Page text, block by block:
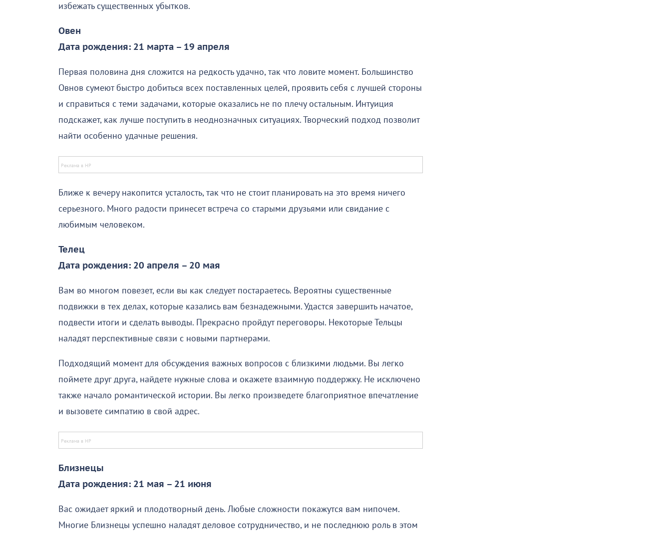
избежать существенных убытков.
Овен
Дата рождения: 21 марта – 19 апреля
Первая половина дня сложится на редкость удачно, так что ловите момент. Большинство
Овнов сумеют быстро добиться всех поставленных целей, проявить себя с лучшей стороны
и справиться с теми задачами, которые оказались не по плечу остальным. Интуиция
подскажет, как лучше поступить в неоднозначных ситуациях. Творческий подход позволит
найти особенно удачные решения.
Ближе к вечеру накопится усталость, так что не стоит планировать на это время ничего
серьезного. Много радости принесет встреча со старыми друзьями или свидание с
любимым человеком.
Телец
Дата рождения: 20 апреля – 20 мая
Вам во многом повезет, если вы как следует постараетесь. Вероятны существенные
подвижки в тех делах, которые казались вам безнадежными. Удастся завершить начатое,
подвести итоги и сделать выводы. Прекрасно пройдут переговоры. Некоторые Тельцы
наладят перспективные связи с новыми партнерами.
Подходящий момент для обсуждения важных вопросов с близкими людьми. Вы легко
поймете друг друга, найдете нужные слова и окажете взаимную поддержку. Не исключено
также начало романтической истории. Вы легко произведете благоприятное впечатление
и вызовете симпатию в свой адрес.
Близнецы
Дата рождения: 21 мая – 21 июня
Вас ожидает яркий и плодотворный день. Любые сложности покажутся вам нипочем.
Многие Близнецы успешно наладят деловое сотрудничество, и не последнюю роль в этом